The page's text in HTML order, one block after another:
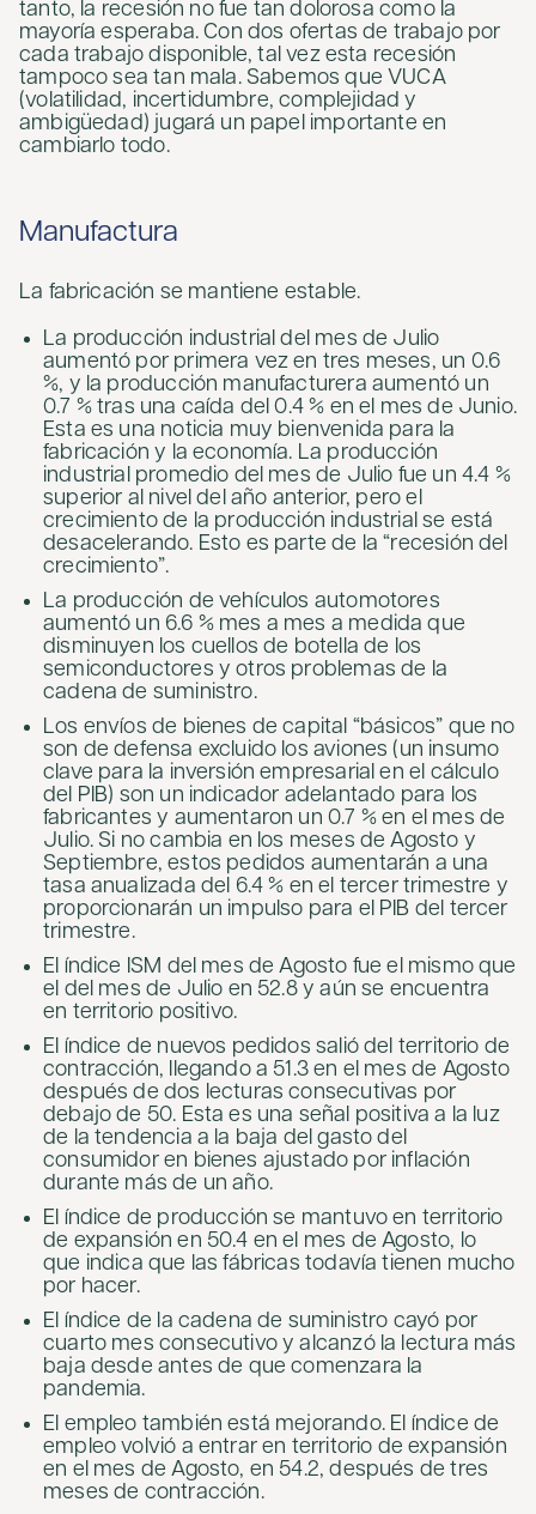
tanto, la recesión no fue tan dolorosa como la
mayoría esperaba. Con dos ofertas de trabajo por
cada trabajo disponible, tal vez esta recesión
tampoco sea tan mala. Sabemos que VUCA
(volatilidad, incertidumbre, complejidad y
ambigüedad) jugará un papel importante en
cambiarlo todo.
Manufactura
La fabricación se mantiene estable.
La producción industrial del mes de Julio
aumentó por primera vez en tres meses, un 0.6
%, y la producción manufacturera aumentó un
0.7 % tras una caída del 0.4 % en el mes de Junio.
Esta es una noticia muy bienvenida para la
fabricación y la economía. La producción
industrial promedio del mes de Julio fue un 4.4 %
superior al nivel del año anterior, pero el
crecimiento de la producción industrial se está
desacelerando. Esto es parte de la “recesión del
crecimiento”.
La producción de vehículos automotores
aumentó un 6.6 % mes a mes a medida que
disminuyen los cuellos de botella de los
semiconductores y otros problemas de la
cadena de suministro.
Los envíos de bienes de capital “básicos” que no
son de defensa excluido los aviones (un insumo
clave para la inversión empresarial en el cálculo
del PIB) son un indicador adelantado para los
fabricantes y aumentaron un 0.7 % en el mes de
Julio. Si no cambia en los meses de Agosto y
Septiembre, estos pedidos aumentarán a una
tasa anualizada del 6.4 % en el tercer trimestre y
proporcionarán un impulso para el PIB del tercer
trimestre.
El índice ISM del mes de Agosto fue el mismo que
el del mes de Julio en 52.8 y aún se encuentra
en territorio positivo.
El índice de nuevos pedidos salió del territorio de
contracción, llegando a 51.3 en el mes de Agosto
después de dos lecturas consecutivas por
debajo de 50. Esta es una señal positiva a la luz
de la tendencia a la baja del gasto del
consumidor en bienes ajustado por inflación
durante más de un año.
El índice de producción se mantuvo en territorio
de expansión en 50.4 en el mes de Agosto, lo
que indica que las fábricas todavía tienen mucho
por hacer.
El índice de la cadena de suministro cayó por
cuarto mes consecutivo y alcanzó la lectura más
baja desde antes de que comenzara la
pandemia.
El empleo también está mejorando. El índice de
empleo volvió a entrar en territorio de expansión
en el mes de Agosto, en 54.2, después de tres
meses de contracción.